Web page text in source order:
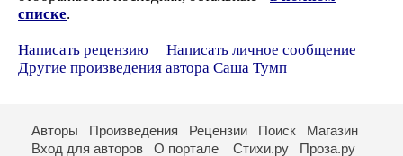
списке.
Написать рецензию
Написать личное сообщение
Другие произведения автора Саша Тумп
Авторы Произведения Рецензии Поиск
Магазин
Вход для авторов
О портале Стихи.ру Проза.ру